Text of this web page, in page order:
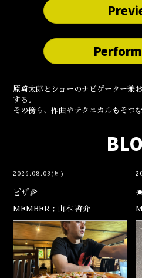
原崎太郎とショーのナビゲーター
する。
その傍ら、作曲やテクニカルもそつ
2026.08.03(月)
ピザ🍕
MEMBER：山本 啓介